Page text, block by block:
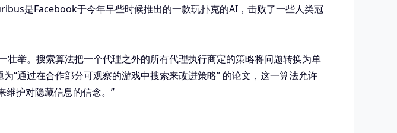
是Facebook于今年早些时候推出的一款玩扑克的AI，击败了一些人类冠
举。搜索算法把一个代理之外的所有代理执行商定的策略将问题转换为单
“通过在合作部分可观察的游戏中搜索来改进策略” 的论文，这一算法允许
维护对隐藏信息的信念。”